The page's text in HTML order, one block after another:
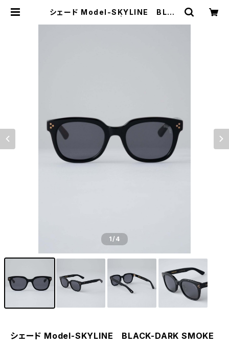
シェード Model-SKYLINE BLAC
1/4
シェード Model-SKYLINE BLACK-DARK SMOKE